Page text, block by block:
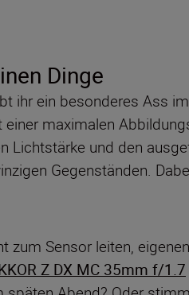
Dinge
ihr ein besonderes Ass
einer maximalen
und den
Gegenständen.
zum Sensor leiten,
Z DX MC 35mm f/1.7